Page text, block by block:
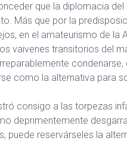
que la diplomacia
Más que por la
en el amateurismo de la
vaivenes transitorios del
como la alternativa para
consigo a las torpezas
deprimentemente
puede reservárseles la